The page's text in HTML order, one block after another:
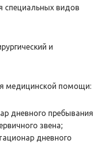
специальных видов
и
медицинской помощи:
дневного пребывания
звена;
дневного